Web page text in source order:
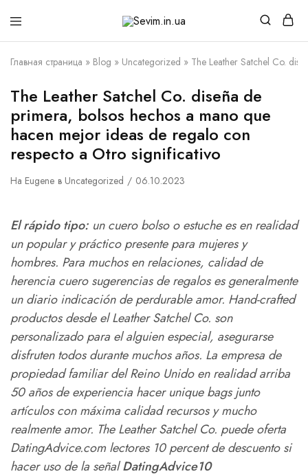
Sevim.in.ua
Интернет
магазин
белья
и
Главная страница » Blog » Uncategorized » The Leather Satchel Co.
The Leather Satchel Co. diseña de
primera, bolsos hechos a mano que
hacen mejor ideas de regalo con
respecto a Otro significativo
На Eugene в Uncategorized 06.10.2023
El rápido tipo: un cuero bolso o estuche es en realidad
un popular y práctico presente para mujeres y
hombres. Para muchos en relaciones, calidad de
herencia cuero sugerencias de regalos es generalmente
un diario indicación de perdurable amor. Hand-crafted
productos desde el Leather Satchel Co. son
personalizado para el alguien especial, asegurarse
disfruten todos durante muchos años. La empresa de
propiedad familiar del Reino Unido en realidad arriba
50 años de experiencia hacer unique bags junto
artículos con máxima calidad recursos y mucho
realmente amor. The Leather Satchel Co. puede oferta
DatingAdvice.com lectores 10 percent de descuento si
hacer uso de la señalDatingAdvice10